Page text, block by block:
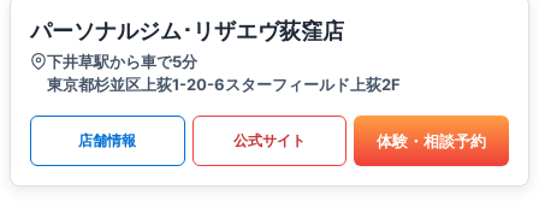
パーソナルジム･リザエヴ荻窪店
下井草駅から車で5分
東京都杉並区上荻1-20-6スターフィールド上荻2F
店舗情報 公式サイト 体験・相談予約